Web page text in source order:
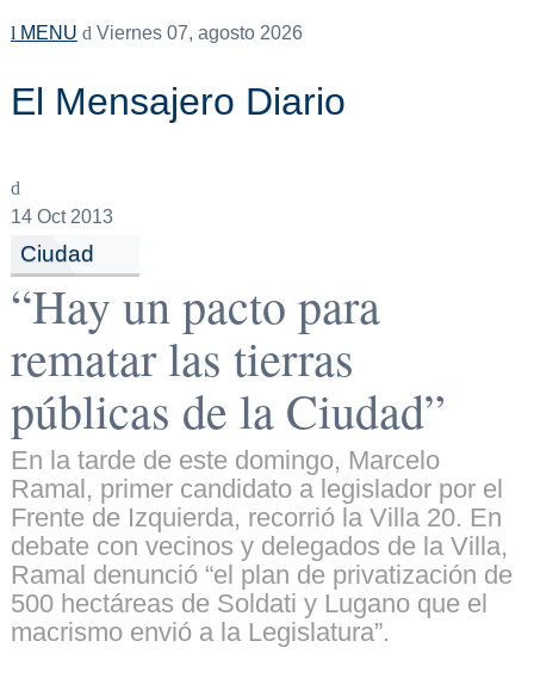
MENU Viernes 07, agosto 2026
El Mensajero Diario
14Oct 2013
Ciudad
“Hay un pacto para
rematar las tierras
públicas de la Ciudad”
En la tarde de este domingo, Marcelo
Ramal, primer candidato a legislador por el
Frente de Izquierda, recorrió la Villa 20. En
debate con vecinos y delegados de la Villa,
Ramal denunció “el plan de privatización de
500 hectáreas de Soldati y Lugano que el
macrismo envió a la Legislatura”.